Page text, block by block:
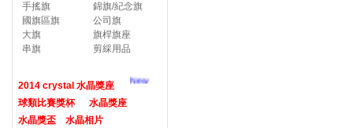
手搖旗
錦旗/紀念旗
國旗區旗
公司旗
大旗
旗桿旗座
串旗
剪綵用品
2014 crystal 水晶獎座 New
球類比賽獎杯
水晶獎座
水晶獎盃
水晶相片